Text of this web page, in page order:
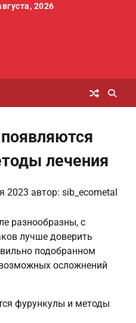
2026
лечения
2023 автор: sib_ecometal
разнообразны, с
лучше доверить
подобранном
осложнений